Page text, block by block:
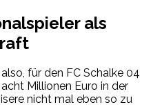
als
für den FC Schalke 04
Millionen Euro in der
nicht mal eben so zu